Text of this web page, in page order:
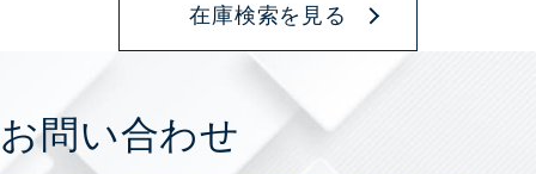
在庫検索を見る
お問い合わせ